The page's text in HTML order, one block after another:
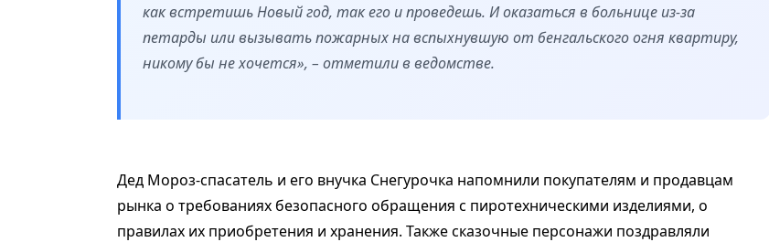
как встретишь Новый год, так его и проведешь. И оказаться в больнице из-за
петарды или вызывать пожарных на вспыхнувшую от бенгальского огня квартиру,
никому бы не хочется», – отметили в ведомстве.
Дед Мороз-спасатель и его внучка Снегурочка напомнили покупателям и продавцам
рынка о требованиях безопасного обращения с пиротехническими изделиями, о
правилах их приобретения и хранения. Также сказочные персонажи поздравляли